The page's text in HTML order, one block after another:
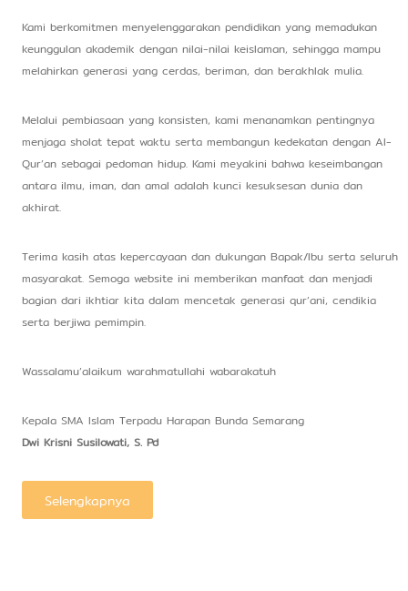
Kami berkomitmen menyelenggarakan pendidikan yang memadukan
keunggulan akademik dengan nilai-nilai keislaman, sehingga mampu
melahirkan generasi yang cerdas, beriman, dan berakhlak mulia.
Melalui pembiasaan yang konsisten, kami menanamkan pentingnya
menjaga sholat tepat waktu serta membangun kedekatan dengan Al-
Qur’an sebagai pedoman hidup. Kami meyakini bahwa keseimbangan
antara ilmu, iman, dan amal adalah kunci kesuksesan dunia dan
akhirat.
Terima kasih atas kepercayaan dan dukungan Bapak/Ibu serta seluruh
masyarakat. Semoga website ini memberikan manfaat dan menjadi
bagian dari ikhtiar kita dalam mencetak generasi qur’ani, cendikia
serta berjiwa pemimpin.
Wassalamu’alaikum warahmatullahi wabarakatuh
Kepala SMA Islam Terpadu Harapan Bunda Semarang
Dwi Krisni Susilowati, S. Pd
Selengkapnya